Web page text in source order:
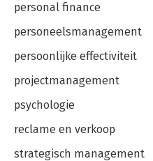
personal finance
personeelsmanagement
persoonlijke effectiviteit
projectmanagement
psychologie
reclame en verkoop
strategisch management